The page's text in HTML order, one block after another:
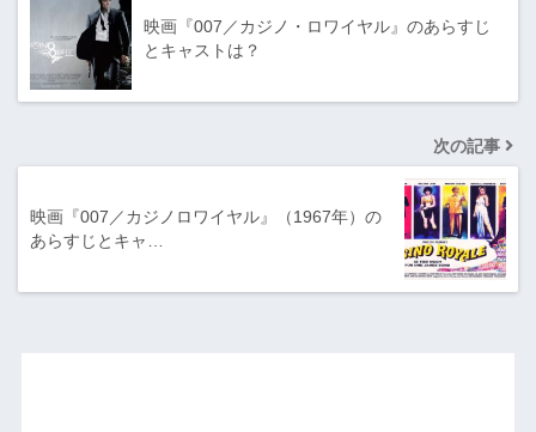
映画『007／カジノ・ロワイヤル』のあらすじ
とキャストは？
次の記事
映画『007／カジノロワイヤル』（1967年）の
あらすじとキャ…